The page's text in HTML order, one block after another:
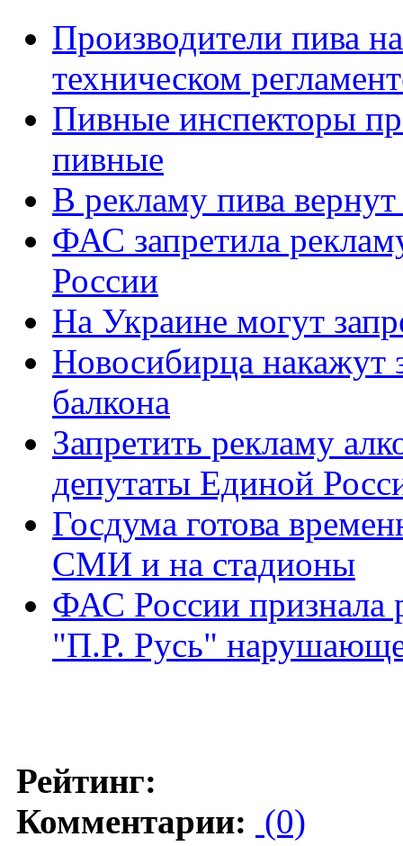
Производители пива
техническом
Пивные инспекторы
пивные
В рекламу пива
ФАС запретила
России
На Украине могут
Новосибирца накажут
балкона
Запретить рекламу
депутаты Единой
Госдума готова
СМИ и на стадионы
ФАС России признала
"П.Р. Русь"
Рейтинг:
Комментарии: (0)